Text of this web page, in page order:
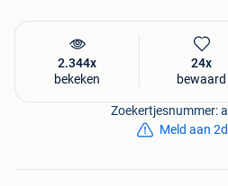
Ontdek dit product nu op onze
2.344x
bekeken
24x
bewaard
Zoekertjesnummer:
Meld aan